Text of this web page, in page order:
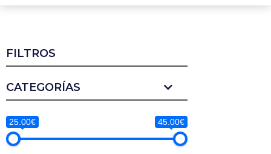
FILTROS
CATEGORÍAS
25.00€ 45.00€